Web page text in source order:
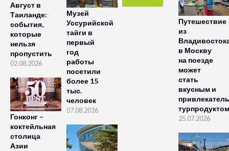
Август в
Таиланде:
события,
которые
нельзя
пропустить
02.08.2026
Гонконг –
коктейльная
столица
Азии
Музей
Уссурийской
тайги в
первый
год
работы
посетили
более 15
тыс.
человек
07.08.2026
Путешествие
из
в Москву
на поезде
может
стать
вкусным и
турпродуктом
25.07.2026